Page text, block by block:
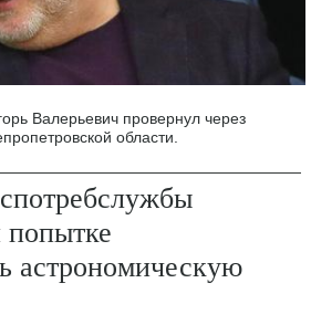
Валерьевич провернул через
области.
попытке
астрономическую